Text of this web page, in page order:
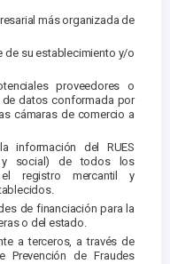
más organizada de
de su establecimiento y/o
proveedores o
datos conformada por
cámaras de comercio a
información del RUES
y social) de todos los
registro mercantil y
de financiación para la
o del estado.
a terceros, a través de
Prevención de Fraudes